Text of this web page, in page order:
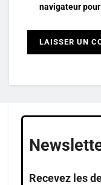
navigateur
Recevez les